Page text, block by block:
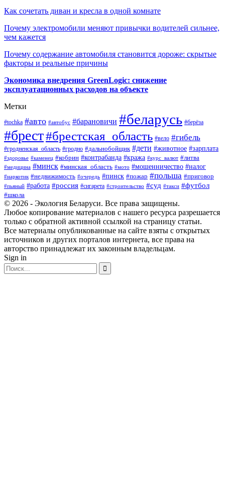
Как сочетать диван и кресла в одной комнате
Почему электромобили меняют привычки водителей сильнее,
чем кажется
Почему содержание автомобиля становится дороже: скрытые
факторы и реальные причины
Экономика внедрения GreenLogic: снижение
эксплуатационных расходов на объекте
Метки
#tochka #авто #автобус #барановичи #беларусь #берёза
#брест#брестская_область #вело #гибель
#гродненская_область #гродно #дальнобойщик #дети #животное #зарплата
#здоровье #каменец #кобрин #контрабанда #кража #курс_валют #литва
#медицина #минск #минская_область #мото #мошенничество #налог
#наркотик #недвижимость #очередь #пинск #пожар #польша #приговор
#пьяный #работа #россия #сигарета #строительство #суд #такси #футбол
#школа
© 2026 - Экология Беларуси. Все права защищены.
Любое копирование материалов с нашего ресурса разрешается
только с обратной активной ссылкой на страницу статьи.
Все материалы опубликованные на сайте взяты с открытых
источников и других порталов интернета, все права на
авторство принадлежат их законным владельцам.
Sign in